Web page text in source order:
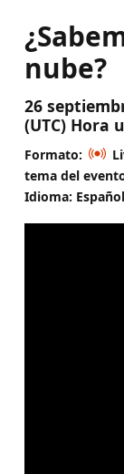
nube?
26
(UTC) Hora
Formato:
tema del
Idioma: Español